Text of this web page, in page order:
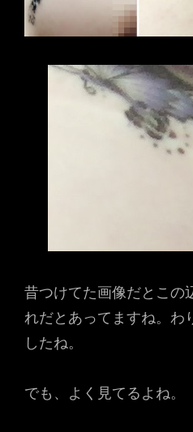
昔つけてた画像だとこの
れだとあってますね。わ
したね。
でも、よく見てるよね。